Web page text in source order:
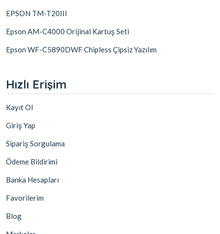
EPSON TM-T20III
Epson AM-C4000 Orijinal Kartuş Seti
Epson WF-C5890DWF Chipless Çipsiz Yazılım
Hızlı Erişim
Kayıt Ol
Giriş Yap
Sipariş Sorgulama
Ödeme Bildirimi
Banka Hesapları
Favorilerim
Blog